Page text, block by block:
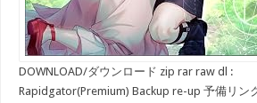
DOWNLOAD/ダウンロード zip rar raw dl :
Rapidgator(Premium) Backup re-up 予備リン